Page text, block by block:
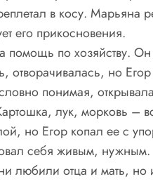
в косу. Марьяна
его прикосновения.
помощь по хозяйству.
но
понимая,
лук, морковь –
но Егор копал ее с
себя живым, нужным.
любили отца и мать,